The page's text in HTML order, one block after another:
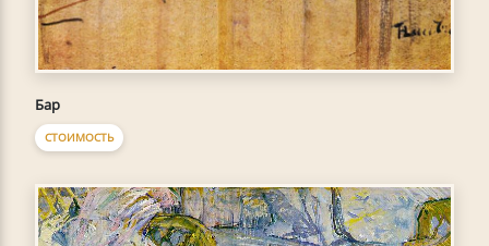
Бар
СТОИМОСТЬ